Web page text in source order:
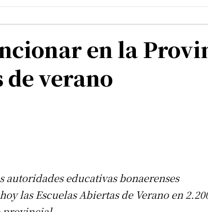
en la
de verano
autoridades educativas bonaerenses
las Escuelas Abiertas de Verano en